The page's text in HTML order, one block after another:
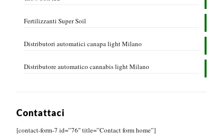
Fertilizzanti Super Soil
Distributori automatici canapa light Milano
Distributore automatico cannabis light Milano
Contattaci
[contact-form-7 id=”76″ title=”Contact form home”]